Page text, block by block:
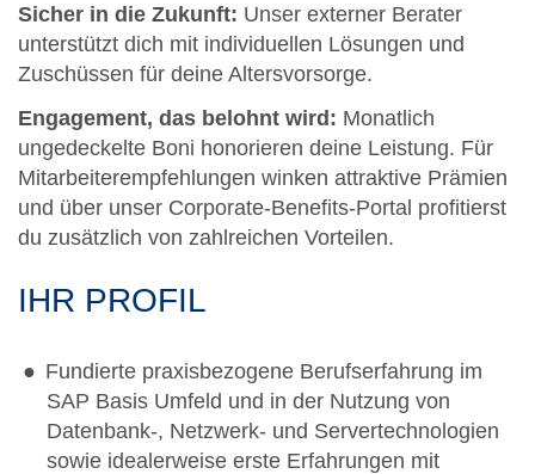
Sicher in die Zukunft: Unser externer Berater
unterstützt dich mit individuellen Lösungen und
Zuschüssen für deine Altersvorsorge.
Engagement, das belohnt wird: Monatlich
ungedeckelte Boni honorieren deine Leistung. Für
Mitarbeiterempfehlungen winken attraktive Prämien
und über unser Corporate-Benefits-Portal profitierst
du zusätzlich von zahlreichen Vorteilen.
IHR PROFIL
Fundierte praxisbezogene Berufserfahrung im
SAP Basis Umfeld und in der Nutzung von
Datenbank-, Netzwerk- und Servertechnologien
sowie idealerweise erste Erfahrungen mit